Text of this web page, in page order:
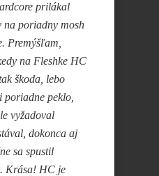
prilákal
na poriadny mosh
Premýšľam,
na Fleshke HC
škoda, lebo
peklo,
vyžadoval
dokonca aj
sa spustil
Krása! HC je